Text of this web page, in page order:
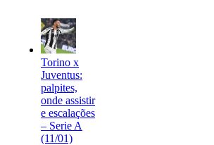
Torino x
Juventus:
palpites,
onde assistir
e escalações
– Serie A
(11/01)